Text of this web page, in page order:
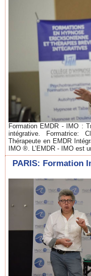
Formation EMDR - IMO :
intégrative. Formatrice:
Thérapeute en EMDR
IMO ®. L’EMDR - IMO est
PARIS: Formation